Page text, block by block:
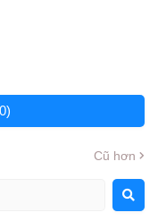
Cũ hơn